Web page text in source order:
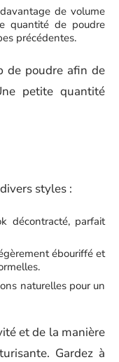
de volume
quantité de poudre
précédentes.
de poudre afin de
petite quantité
styles :
décontracté, parfait
ébouriffé et
naturelles pour un
et de la manière
Gardez à